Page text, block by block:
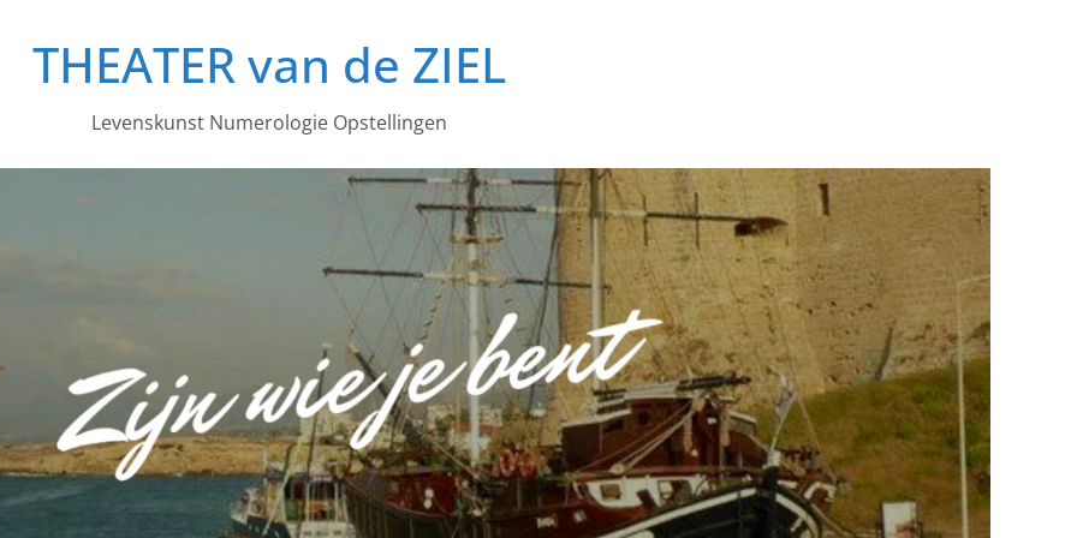
THEATER van de ZIEL
Levenskunst Numerologie Opstellingen